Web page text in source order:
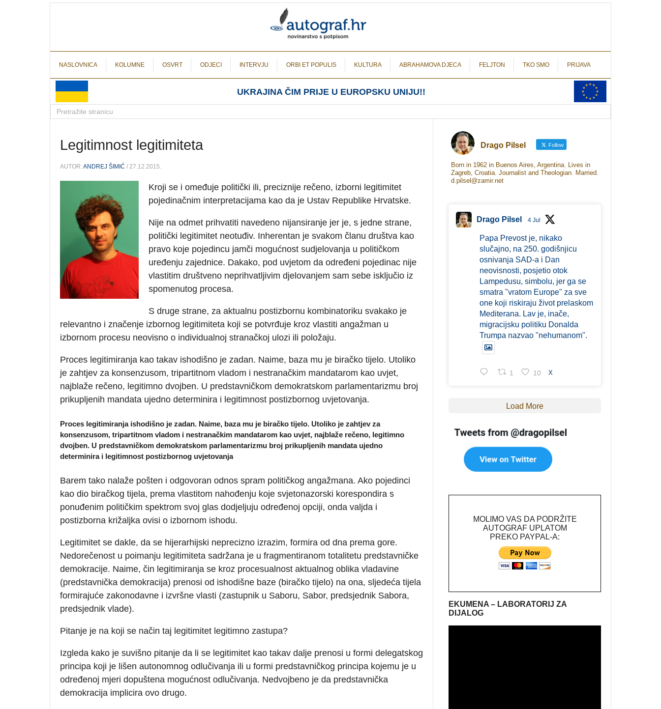
NASLOVNICA KOLUMNE OSVRT ODJECI INTERVJU ORBI ET POPULIS KULTURA ABRAHAMOVA DJECA FELJTON TKO SMO PRIJAVA
UKRAJINA ČIM PRIJE U EUROPSKU UNIJU!!
Legitimnost legitimiteta
AUTOR:ANDREJ ŠIMIĆ / 27.12.2015.
Kroji se i omeđuje politički ili, preciznije rečeno, izborni legitimitet
pojedinačnim interpretacijama kao da je Ustav Republike Hrvatske.
Nije na odmet prihvatiti navedeno nijansiranje jer je, s jedne strane,
politički legitimitet neotuđiv. Inherentan je svakom članu društva kao
pravo koje pojedincu jamči mogućnost sudjelovanja u političkom
uređenju zajednice. Dakako, pod uvjetom da određeni pojedinac nije
vlastitim društveno neprihvatljivim djelovanjem sam sebe isključio iz
spomenutog procesa.
S druge strane, za aktualnu postizbornu kombinatoriku svakako je
relevantno i značenje izbornog legitimiteta koji se potvrđuje kroz vlastiti angažman u
izbornom procesu neovisno o individualnoj stranačkoj ulozi ili položaju.
Proces legitimiranja kao takav ishodišno je zadan. Naime, baza mu je biračko tijelo. Utoliko
je zahtjev za konsenzusom, tripartitnom vladom i nestranačkim mandatarom kao uvjet,
najblaže rečeno, legitimno dvojben. U predstavničkom demokratskom parlamentarizmu broj
prikupljenih mandata ujedno determinira i legitimnost postizbornog uvjetovanja.
Proces legitimiranja ishodišno je zadan. Naime, baza mu je biračko tijelo. Utoliko je zahtjev za
konsenzusom, tripartitnom vladom i nestranačkim mandatarom kao uvjet, najblaže rečeno, legitimno
dvojben. U predstavničkom demokratskom parlamentarizmu broj prikupljenih mandata ujedno
determinira i legitimnost postizbornog uvjetovanja
Barem tako nalaže pošten i odgovoran odnos spram političkog angažmana. Ako pojedinci
kao dio biračkog tijela, prema vlastitom nahođenju koje svjetonazorski korespondira s
ponuđenim političkim spektrom svoj glas dodjeljuju određenoj opciji, onda valjda i
postizborna križaljka ovisi o izbornom ishodu.
Legitimitet se dakle, da se hijerarhijski neprecizno izrazim, formira od dna prema gore.
Nedorečenost u poimanju legitimiteta sadržana je u fragmentiranom totalitetu predstavničke
demokracije. Naime, čin legitimiranja se kroz procesualnost aktualnog oblika vladavine
(predstavnička demokracija) prenosi od ishodišne baze (biračko tijelo) na ona, sljedeća tijela
formirajuće zakonodavne i izvršne vlasti (zastupnik u Saboru, Sabor, predsjednik Sabora,
predsjednik vlade).
Pitanje je na koji se način taj legitimitet legitimno zastupa?
Izgleda kako je suvišno pitanje da li se legitimitet kao takav dalje prenosi u formi delegatskog
principa koji je lišen autonomnog odlučivanja ili u formi predstavničkog principa kojemu je u
određenoj mjeri dopuštena mogućnost odlučivanja. Nedvojbeno je da predstavnička
demokracija implicira ovo drugo.
Drago Pilsel Follow
Born in 1962 in Buenos Aires, Argentina. Lives in
Zagreb, Croatia. Journalist and Theologian. Married.
d.pilsel@zamir.net
Drago Pilsel 4 Jul
Papa Prevost je, nikako
slučajno, na 250. godišnjicu
osnivanja SAD-a i Dan
neovisnosti, posjetio otok
Lampedusu, simbolu, jer ga se
smatra "vratom Europe" za sve
one koji riskiraju život prelaskom
Mediterana. Lav je, inače,
migracijsku politiku Donalda
Trumpa nazvao "nehumanom".
1 10 X
Load More
MOLIMO VAS DA PODRŽITE
AUTOGRAF UPLATOM
PREKO PAYPAL-A:
EKUMENA – LABORATORIJ ZA
DIJALOG